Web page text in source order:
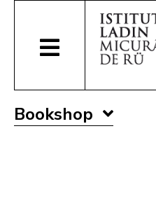
Bookshop